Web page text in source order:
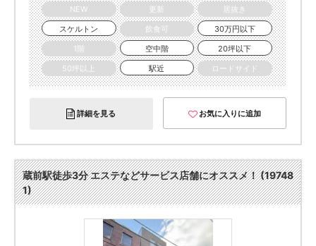
NEW
更新
居抜き
スケルトン
飲食可
30万円以下
1階
空中階
20坪以下
50坪以上
駅近 ロードサイド
詳細を見る お気に入りに追加
蔵前駅徒歩3分 エステなどサービス店舗にオススメ！ (19748
1)